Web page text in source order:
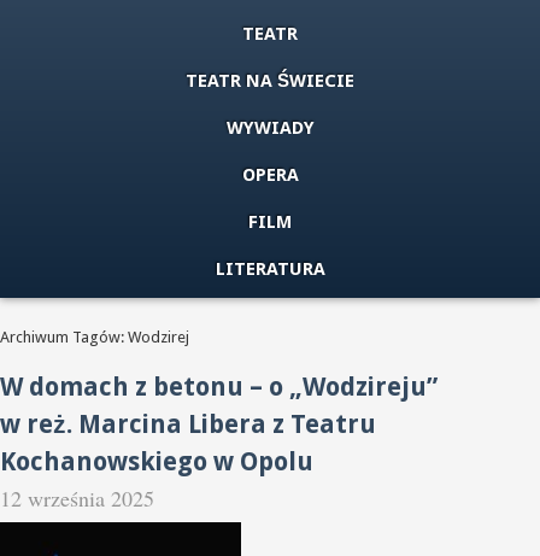
TEATR
TEATR NA ŚWIECIE
WYWIADY
OPERA
FILM
LITERATURA
Archiwum Tagów: Wodzirej
W domach z betonu – o „Wodzireju”
w reż. Marcina Libera z Teatru
Kochanowskiego w Opolu
12 września 2025